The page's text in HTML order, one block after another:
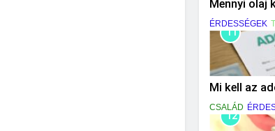
Mennyi olaj
ÉRDESSÉGEK
11
Mi kell az
CSALÁD
12